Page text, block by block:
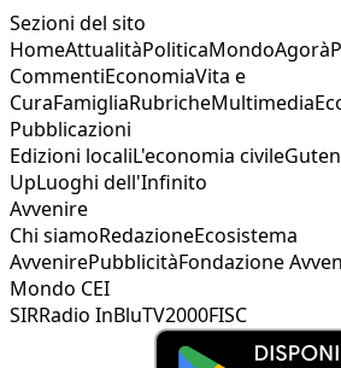
Sezioni del sito
HomeAttualitàPoliticaMondoAgorà
CommentiEconomiaVita e
CuraFamigliaRubricheMultimedia
Pubblicazioni
Edizioni localiL'economia civile
UpLuoghi dell'Infinito
Avvenire
Chi siamoRedazioneEcosistema
AvvenirePubblicitàFondazione
Mondo CEI
SIRRadio InBluTV2000FISC